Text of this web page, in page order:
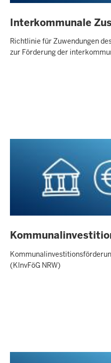
Interkommunale
Richtlinie für Zuwendungen
zur Förderung der
(KInvFöG NRW)